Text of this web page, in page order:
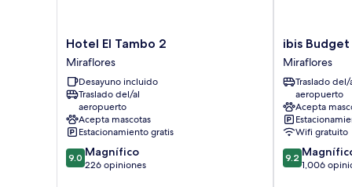
Hotel
El
Tambo
2
Miraflores
Hotel El Tambo 2
Miraflores
Desayuno incluido
Traslado del/al
aeropuerto
Acepta mascotas
Estacionamiento gratis
9.0
de
9.0 Magnífico
226 opiniones
ibis
Budget
Lima
Miraflores
Miraflores
ibis
Miraflores
Traslado del/
aeropuerto
Acepta
Wifi gratuito
9.2
de
9.2
1,006